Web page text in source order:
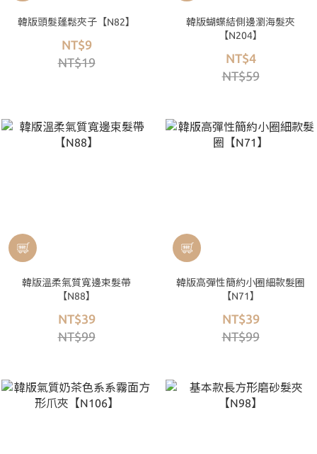
韓版頭髮蓬鬆夾子【N82】
NT$9
NT$19
韓版蝴蝶結側邊瀏海髮夾
【N204】
NT$4
NT$59
韓版溫柔氣質寬邊束髮帶
【N88】
NT$39
NT$99
韓版高彈性簡約小圈細款髮圈
【N71】
NT$39
NT$99